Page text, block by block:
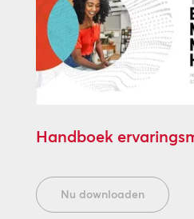
Handboek
Nu downloaden